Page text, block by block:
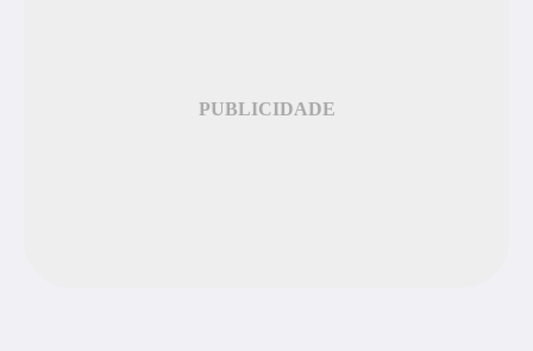
PUBLICIDADE